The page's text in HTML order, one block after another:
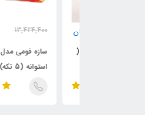
13,424,400
10,983,600 تومان
سازه فومی مدل شیب و
استوانه (5 تکه)